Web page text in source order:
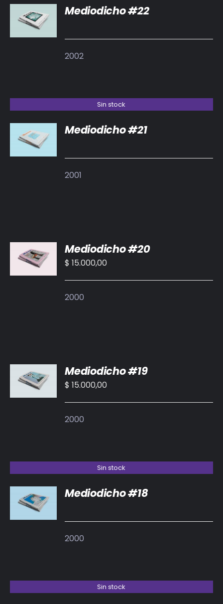
DETALLES
Mediodicho #22
2002
Sin stock
DETALLES
Mediodicho #21
2001
AL
CARRITO
/
Mediodicho #20
$ 15.000,00
2000
AL
CARRITO
/
Mediodicho #19
$ 15.000,00
2000
Sin stock
DETALLES
Mediodicho #18
2000
Sin stock